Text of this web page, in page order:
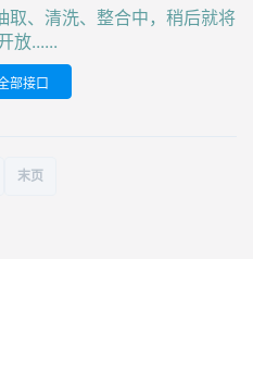
取、清洗、整合中，稍后就将
放......
部接口
末页